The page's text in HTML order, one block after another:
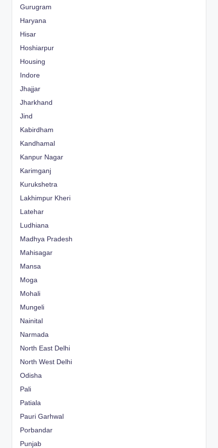
Gurugram
Haryana
Hisar
Hoshiarpur
Housing
Indore
Jhajjar
Jharkhand
Jind
Kabirdham
Kandhamal
Kanpur Nagar
Karimganj
Kurukshetra
Lakhimpur Kheri
Latehar
Ludhiana
Madhya Pradesh
Mahisagar
Mansa
Moga
Mohali
Mungeli
Nainital
Narmada
North East Delhi
North West Delhi
Odisha
Pali
Patiala
Pauri Garhwal
Porbandar
Punjab